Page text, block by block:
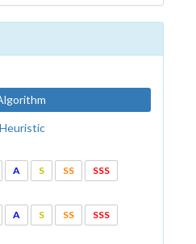
A S SS SSS
A S SS SSS